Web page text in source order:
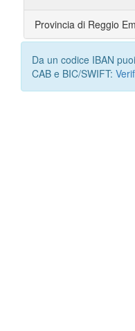
Provincia di Reggio
Da un codice IBAN
CAB e BIC/SWIFT: